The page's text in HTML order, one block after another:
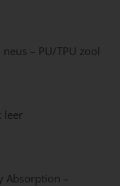
– PU/TPU zool
leer
Absorption –